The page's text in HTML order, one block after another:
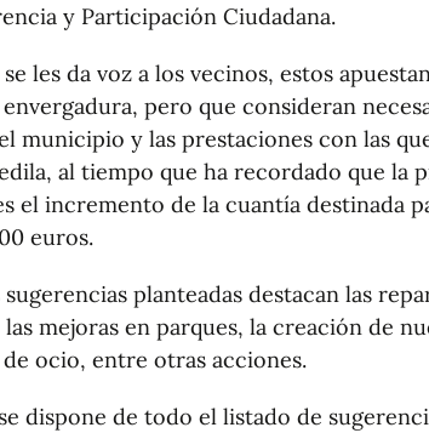
y Participación Ciudadana.
se les da voz a los vecinos, estos
pero que consideran
municipio y las prestaciones con las
al tiempo que ha recordado que la
el incremento de la cuantía destinada
euros.
planteadas destacan las
mejoras en parques, la creación de
de ocio, entre otras acciones.
dispone de todo el listado de